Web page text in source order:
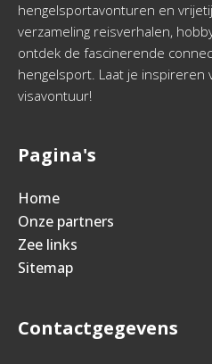
hengelsportavonturen en
verzameling reisverhalen,
ontdek de fascinerende
hengelsport. Laat je inspireren
visavontuur!
Pagina's
Home
Onze partners
Zee links
Sitemap
Contactgegevens